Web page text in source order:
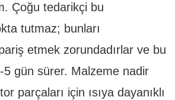
Çoğu tedarikçi bu
tutmaz; bunları
etmek zorundadırlar ve bu
5 gün sürer. Malzeme nadir
parçaları için ısıya dayanıklı